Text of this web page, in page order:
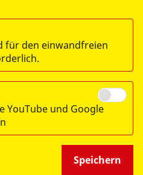
Dillingen-Ries e.V.
für den einwandfreien
YouTube und Google
Speichern